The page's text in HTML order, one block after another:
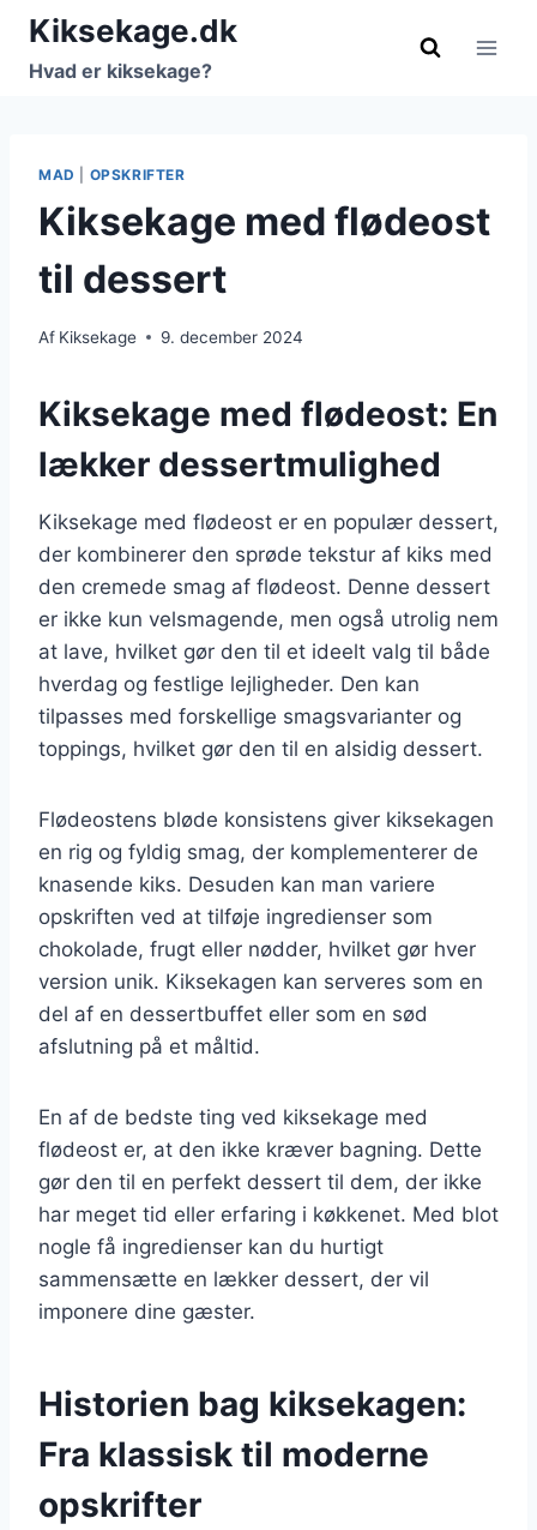
Fortsæt
indhold
Kiksekage.dk
Hvad er kiksekage?
MAD OPSKRIFTER
Kiksekage med flødeost
til dessert
Af Kiksekage 9. december 2024
Kiksekage med flødeost: En
lækker dessertmulighed
Kiksekage med flødeost er en populær dessert,
der kombinerer den sprøde tekstur af kiks med
den cremede smag af flødeost. Denne dessert
er ikke kun velsmagende, men også utrolig nem
at lave, hvilket gør den til et ideelt valg til både
hverdag og festlige lejligheder. Den kan
tilpasses med forskellige smagsvarianter og
toppings, hvilket gør den til en alsidig dessert.
Flødeostens bløde konsistens giver kiksekagen
en rig og fyldig smag, der komplementerer de
knasende kiks. Desuden kan man variere
opskriften ved at tilføje ingredienser som
chokolade, frugt eller nødder, hvilket gør hver
version unik. Kiksekagen kan serveres som en
del af en dessertbuffet eller som en sød
afslutning på et måltid.
En af de bedste ting ved kiksekage med
flødeost er, at den ikke kræver bagning. Dette
gør den til en perfekt dessert til dem, der ikke
har meget tid eller erfaring i køkkenet. Med blot
nogle få ingredienser kan du hurtigt
sammensætte en lækker dessert, der vil
imponere dine gæster.
Historien bag kiksekagen:
Fra klassisk til moderne
opskrifter